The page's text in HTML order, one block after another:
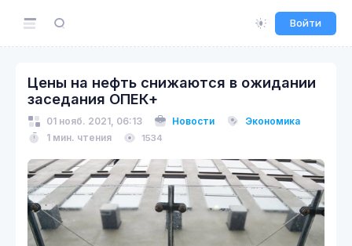
Войти
Цены на нефть снижаются в ожидании
заседания ОПЕК+
01 нояб. 2021, 06:13 Новости
Экономика
1 мин. чтения
1534